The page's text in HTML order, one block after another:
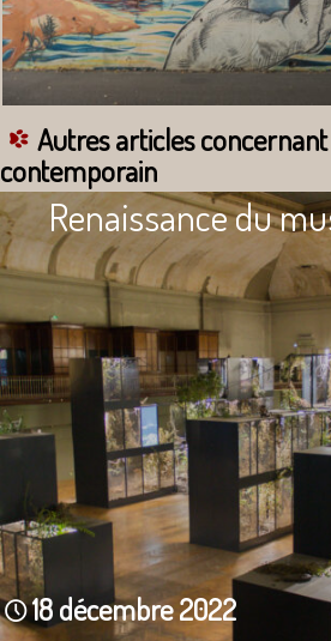
Autres articles
contemporain
Renaissance du
18 décembre 2022